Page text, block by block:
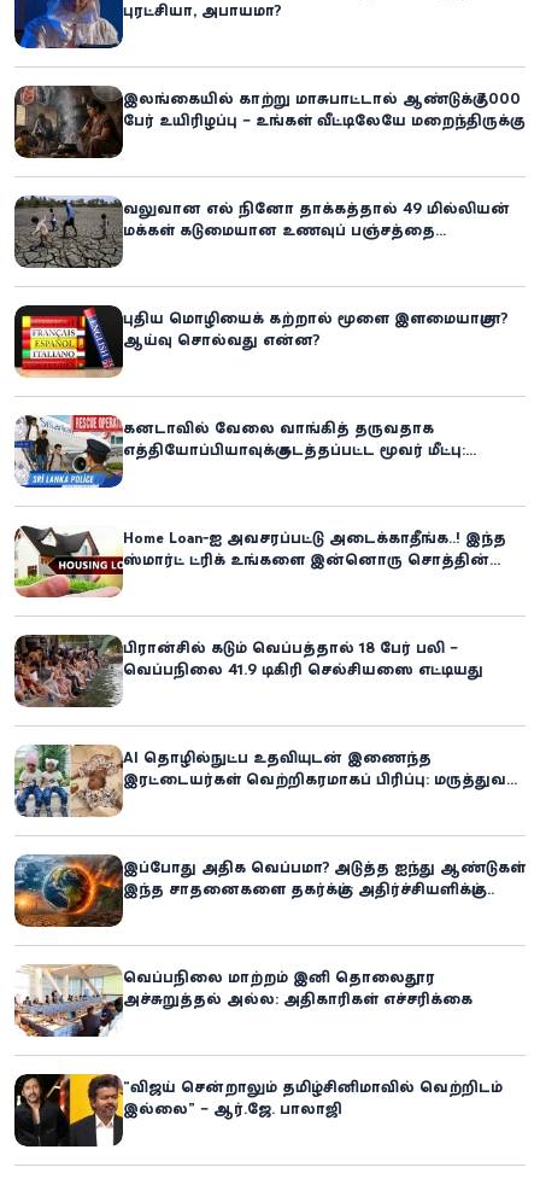
புரட்சியா, அபாயமா?
இலங்கையில் காற்று மாசுபாட்டால் ஆண்டுக்கு 7,000
பேர் உயிரிழப்பு – உங்கள் வீட்டிலேயே மறைந்திருக்கும்
வலுவான எல் நினோ தாக்கத்தால் 49 மில்லியன்
மக்கள் கடுமையான உணவுப் பஞ்சத்தை
புதிய மொழியைக் கற்றால் மூளை இளமையாகுமா?
ஆய்வு சொல்வது என்ன?
கனடாவில் வேலை வாங்கித் தருவதாக
எத்தியோப்பியாவுக்கு கடத்தப்பட்ட மூவர் மீட்பு:
Home Loan-ஐ அவசரப்பட்டு அடைக்காதீங்க..! இந்த
ஸ்மார்ட் ட்ரிக் உங்களை இன்னொரு சொத்தின்
பிரான்சில் கடும் வெப்பத்தால் 18 பேர் பலி –
வெப்பநிலை 41.9 டிகிரி செல்சியஸை எட்டியது
AI தொழில்நுட்ப உதவியுடன் இணைந்த
இரட்டையர்கள் வெற்றிகரமாகப் பிரிப்பு: மருத்துவ
இப்போது அதிக வெப்பமா? அடுத்த ஐந்து ஆண்டுகள்
இந்த சாதனைகளை தகர்க்கும்: அதிர்ச்சியளிக்கும்
வெப்பநிலை மாற்றம் இனி தொலைதூர
அச்சுறுத்தல் அல்ல: அதிகாரிகள் எச்சரிக்கை
“விஜய் சென்றாலும் தமிழ்சினிமாவில் வெற்றிடம்
இல்லை” – ஆர்.ஜே. பாலாஜி